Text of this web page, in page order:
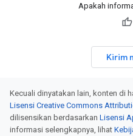
Apakah
Kirim
Kecuali dinyatakan lain, konten di
Lisensi Creative Commons
dilisensikan berdasarkan Lisensi
informasi selengkapnya, lihat